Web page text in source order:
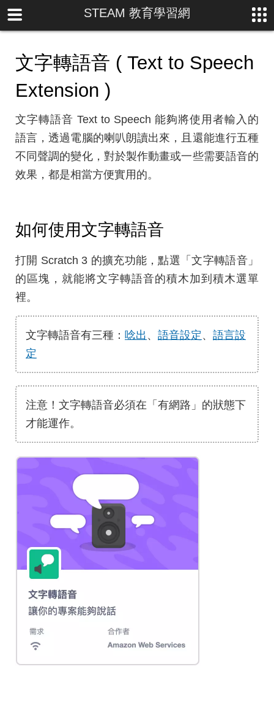
STEAM 教育學習網
文字轉語音 ( Text to Speech
Extension )
文字轉語音 Text to Speech 能夠將使用者輸入的
語言，透過電腦的喇叭朗讀出來，且還能進行五種
不同聲調的變化，對於製作動畫或一些需要語音的
效果，都是相當方便實用的。
如何使用文字轉語音
打開 Scratch 3 的擴充功能，點選「文字轉語音」
的區塊，就能將文字轉語音的積木加到積木選單
裡。
文字轉語音有三種： 唸出 、 語音設定 、 語言設
定
注意！文字轉語音必須在「有網路」的狀態下
才能運作。